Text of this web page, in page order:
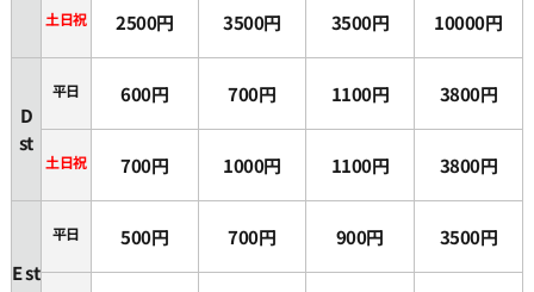
土日祝 2500円 3500円 3500円 10000円
D
st
平日 600円 700円 1100円 3800円
土日祝 700円 1000円 1100円 3800円
E st
平日 500円 700円 900円 3500円